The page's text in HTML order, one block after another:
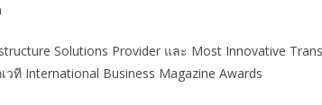
Solutions Provider และ Most Innovative
วที International Business Magazine Awards